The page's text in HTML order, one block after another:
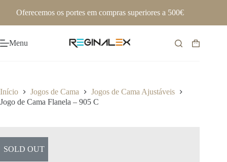
Oferecemos os portes em compras superiores a 500€
Menu
Carrinho
Início Jogos de Cama
Jogos de Cama Ajustáveis
Jogo de Cama Flanela – 905 C
SOLD OUT